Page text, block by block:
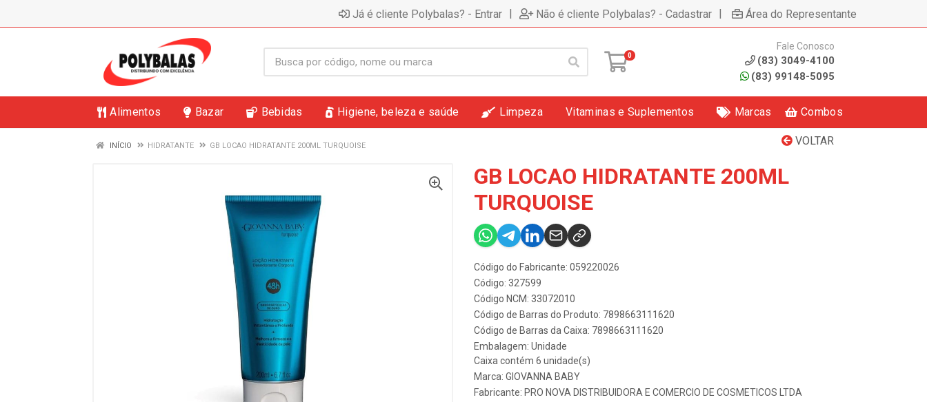
Já é cliente Polybalas? - Entrar | Não é cliente Polybalas? - Cadastrar | Área do Representante
0
Fale Conosco
(83) 3049-4100
(83) 99148-5095
Alimentos Bazar Bebidas Higiene, beleza e saúde Limpeza Vitaminas e Suplementos Marcas Combos
VOLTAR
INÍCIO HIDRATANTE GB LOCAO HIDRATANTE 200ML TURQUOISE
GB LOCAO HIDRATANTE 200ML
TURQUOISE
Código do Fabricante: 059220026
Código: 327599
Código NCM: 33072010
Código de Barras do Produto: 7898663111620
Código de Barras da Caixa: 7898663111620
Embalagem: Unidade
Caixa contém 6 unidade(s)
Marca: GIOVANNA BABY
Fabricante: PRO NOVA DISTRIBUIDORA E COMERCIO DE COSMETICOS LTDA